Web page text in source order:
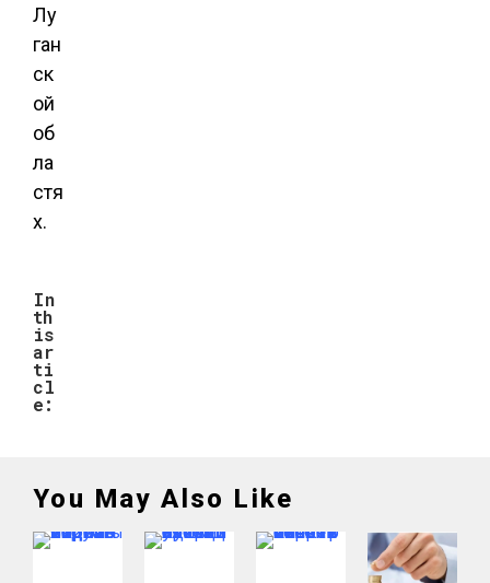
Лу
ган
ск
ой
об
ла
стя
х.
In
th
is
ar
ti
cl
e:
You May Also Like